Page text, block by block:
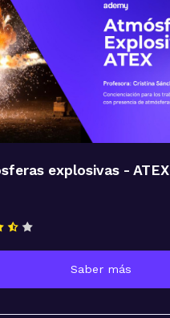
explosivas - ATEX
Saber más